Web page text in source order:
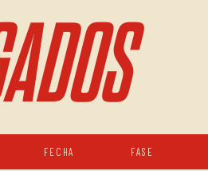
FECHA FASE